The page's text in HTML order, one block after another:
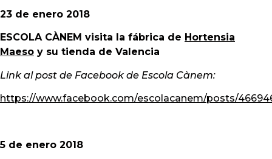
23 de enero 2018
ESCOLA CÀNEM visita la fábrica de Hortensia
Maeso y su tienda de Valencia
Link al post de Facebook de Escola Cànem:
https://www.facebook.com/escolacanem/posts/
5 de enero 2018